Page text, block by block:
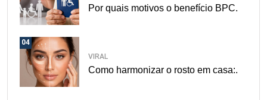
Por quais motivos o benefício BPC.
04
VIRAL
Como harmonizar o rosto em casa:.